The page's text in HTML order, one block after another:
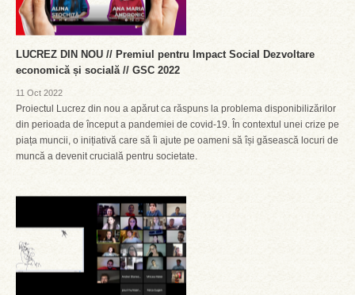
LUCREZ DIN NOU // Premiul pentru Impact Social Dezvoltare
economică și socială // GSC 2022
11 Oct 2022
Proiectul Lucrez din nou a apărut ca răspuns la problema disponibilizărilor
din perioada de început a pandemiei de covid-19. În contextul unei crize pe
piața muncii, o inițiativă care să îi ajute pe oameni să își găsească locuri de
muncă a devenit crucială pentru societate.